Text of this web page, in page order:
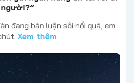
đang bàn luận sôi nổi quá, em
Xem thêm